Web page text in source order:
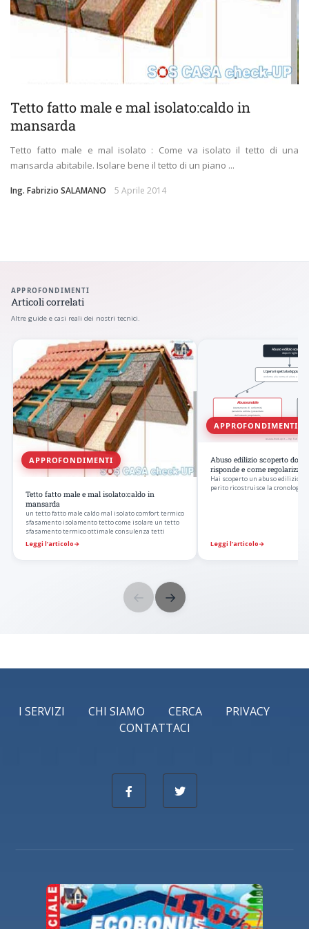
Tetto fatto male e mal isolato:caldo in
mansarda
Tetto fatto male e mal isolato : Come va isolato il tetto di una
mansarda abitabile. Isolare bene il tetto di un piano ...
Ing. Fabrizio SALAMANO 5 Aprile 2014
APPROFONDIMENTI
Articoli correlati
Altre guide e casi reali dei nostri tecnici.
APPROFONDIMENTI
Tetto fatto male e mal isolato:caldo in
mansarda
un tetto fatto male caldo mal isolato comfort termico
sfasamento isolamento tetto come isolare un tetto
sfasamento termico ottimale consulenza tetti
Leggi l’articolo→
APPROFONDIMENTI
Abuso edilizio scoperto
risponde e come
Hai scoperto un abuso edilizio
perito ricostruisce la cronologia
Leggi l’articolo→
← →
I SERVIZI CHI SIAMO CERCA
PRIVACY
CONTATTACI